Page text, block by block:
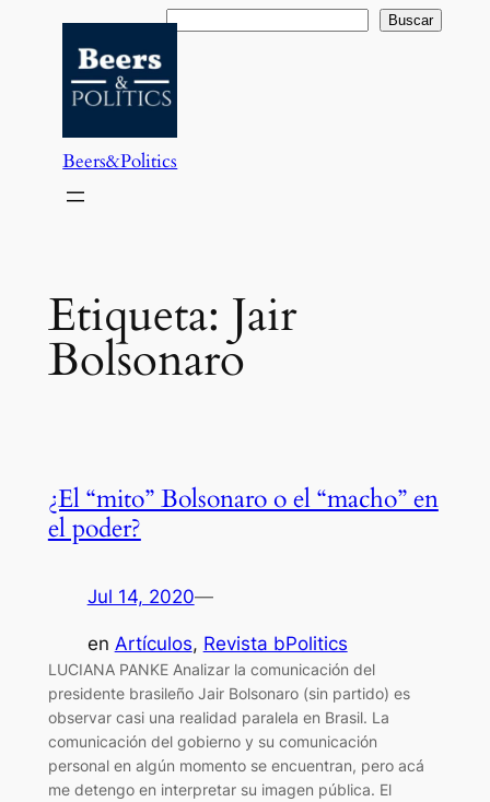
contenido
Buscar Buscar
Beers&Politics
Etiqueta: Jair
Bolsonaro
¿El “mito” Bolsonaro o el “macho” en
el poder?
Jul 14, 2020—
en Artículos, Revista bPolitics
LUCIANA PANKE Analizar la comunicación del
presidente brasileño Jair Bolsonaro (sin partido) es
observar casi una realidad paralela en Brasil. La
comunicación del gobierno y su comunicación
personal en algún momento se encuentran, pero acá
me detengo en interpretar su imagen pública. El